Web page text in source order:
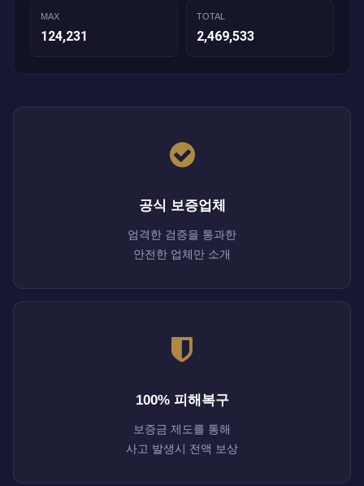
MAX
124,231
TOTAL
2,469,533
공식 보증업체
엄격한 검증을 통과한
안전한 업체만 소개
100% 피해복구
보증금 제도를 통해
사고 발생시 전액 보상